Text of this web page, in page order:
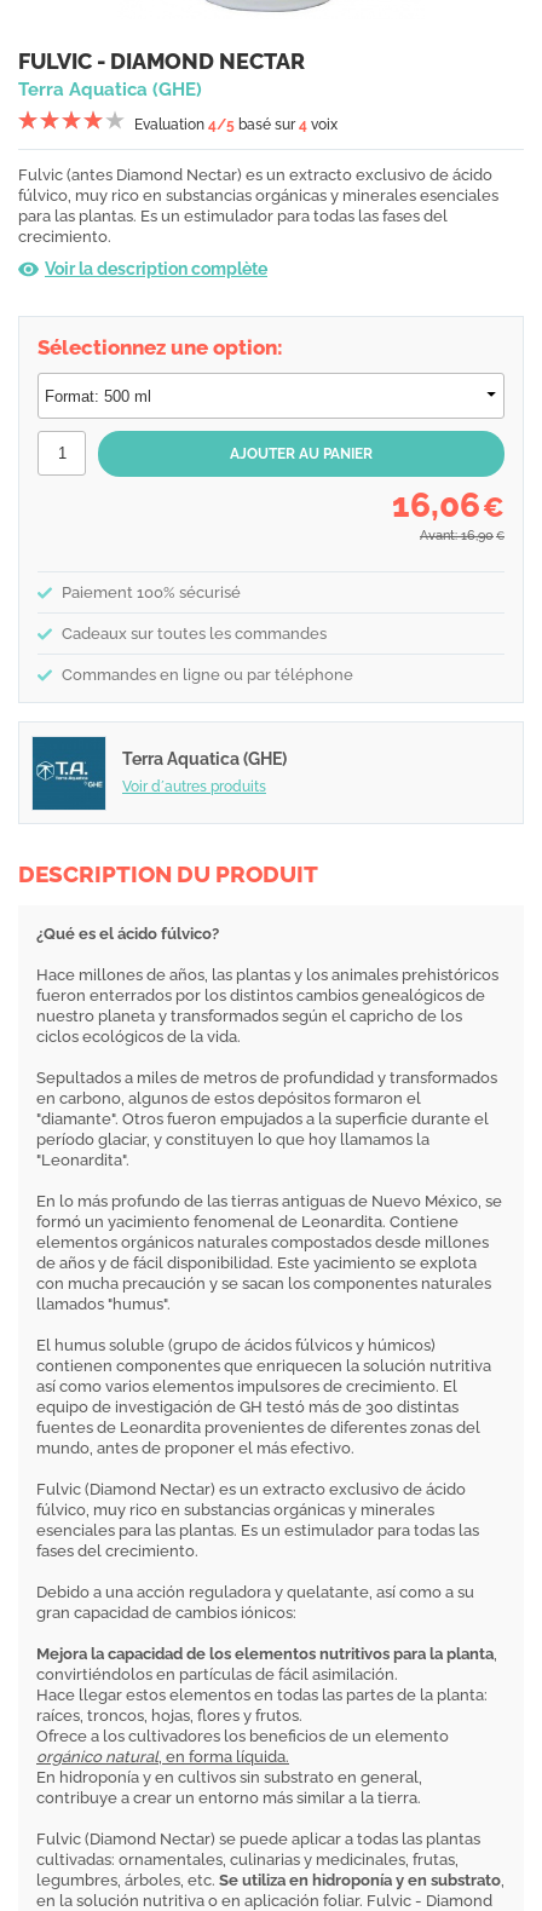
FULVIC - DIAMOND NECTAR
Terra Aquatica (GHE)
Evaluation 4/5 basé sur4 voix
Fulvic (antes Diamond Nectar) es un extracto exclusivo de ácido
fúlvico, muy rico en substancias orgánicas y minerales esenciales
para las plantas. Es un estimulador para todas las fases del
crecimiento.
Voir la description complète
Sélectionnez une option:
16,06€
Avant: 16,90 €
Paiement 100% sécurisé
Cadeaux sur toutes les commandes
Commandes en ligne ou par téléphone
Terra Aquatica (GHE)
Voir d´autres produits
DESCRIPTION DU PRODUIT
¿Qué es el ácido fúlvico?
Hace millones de años, las plantas y los animales prehistóricos
fueron enterrados por los distintos cambios genealógicos de
nuestro planeta y transformados según el capricho de los
ciclos ecológicos de la vida.
Sepultados a miles de metros de profundidad y transformados
en carbono, algunos de estos depósitos formaron el
"diamante". Otros fueron empujados a la superficie durante el
período glaciar, y constituyen lo que hoy llamamos la
"Leonardita".
En lo más profundo de las tierras antiguas de Nuevo México, se
formó un yacimiento fenomenal de Leonardita. Contiene
elementos orgánicos naturales compostados desde millones
de años y de fácil disponibilidad. Este yacimiento se explota
con mucha precaución y se sacan los componentes naturales
llamados "humus".
El humus soluble (grupo de ácidos fúlvicos y húmicos)
contienen componentes que enriquecen la solución nutritiva
así como varios elementos impulsores de crecimiento. El
equipo de investigación de GH testó más de 300 distintas
fuentes de Leonardita provenientes de diferentes zonas del
mundo, antes de proponer el más efectivo.
Fulvic (Diamond Nectar) es un extracto exclusivo de ácido
fúlvico, muy rico en substancias orgánicas y minerales
esenciales para las plantas. Es un estimulador para todas las
fases del crecimiento.
Debido a una acción reguladora y quelatante, así como a su
gran capacidad de cambios iónicos:
Mejora la capacidad de los elementos nutritivos para la planta,
convirtiéndolos en partículas de fácil asimilación.
Hace llegar estos elementos en todas las partes de la planta:
raíces, troncos, hojas, flores y frutos.
Ofrece a los cultivadores los beneficios de un elemento
orgánico natural, en forma líquida.
En hidroponía y en cultivos sin substrato en general,
contribuye a crear un entorno más similar a la tierra.
Fulvic (Diamond Nectar) se puede aplicar a todas las plantas
cultivadas: ornamentales, culinarias y medicinales, frutas,
legumbres, árboles, etc. Se utiliza en hidroponía y en substrato,
en la solución nutritiva o en aplicación foliar. Fulvic - Diamond